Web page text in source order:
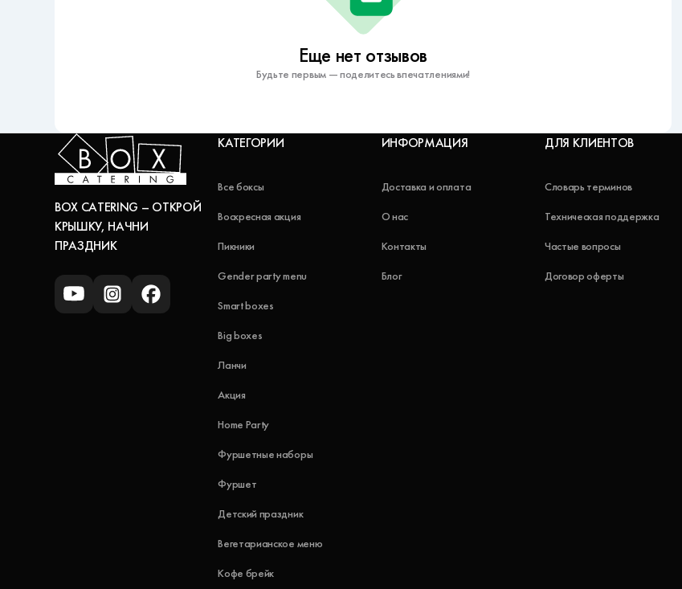
Еще нет отзывов
Будьте первым — поделитесь впечатлениями!
BOX CATERING – ОТКРОЙ
КРЫШКУ, НАЧНИ
ПРАЗДНИК
КАТЕГОРИИ
Все боксы
Воскресная акция
Пикники
Gender party menu
Smart boxes
Big boxes
Ланчи
Акция
Home Party
Фуршетные наборы
Фуршет
Детский праздник
Вегетарианское меню
Кофе брейк
ИНФОРМАЦИЯ
Доставка и оплата
О нас
Контакты
Блог
ДЛЯ КЛИЕНТОВ
Словарь терминов
Техническая поддержка
Частые вопросы
Договор оферты